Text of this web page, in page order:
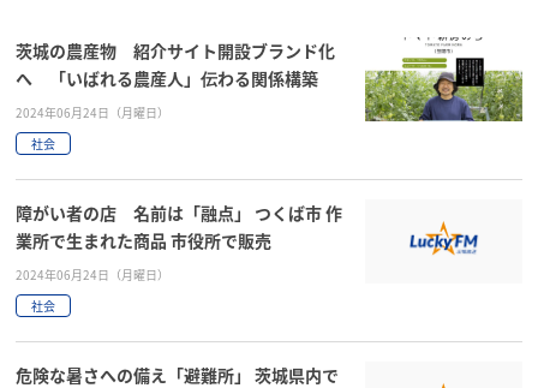
茨城の農産物 紹介サイト開設ブランド化
へ 「いばれる農産人」伝わる関係構築
2024年06月24日（月曜日）
社会
障がい者の店 名前は「融点」 つくば市 作
業所で生まれた商品 市役所で販売
2024年06月24日（月曜日）
社会
危険な暑さへの備え「避難所」 茨城県内で